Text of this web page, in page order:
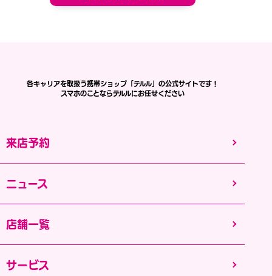
来店予約
ニュース
店舗一覧
サービス
各キャリアを取扱う携帯ショップ「テルル」の公式サイトです！
スマホのことならテルルにお任せください